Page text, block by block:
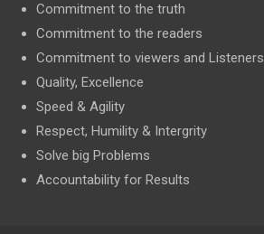
Commitment to the truth
Commitment to the readers
Commitment to viewers and Listeners
Quality, Excellence
Speed & Agility
Respect, Humility & Intergrity
Solve big Problems
Accountability for Results